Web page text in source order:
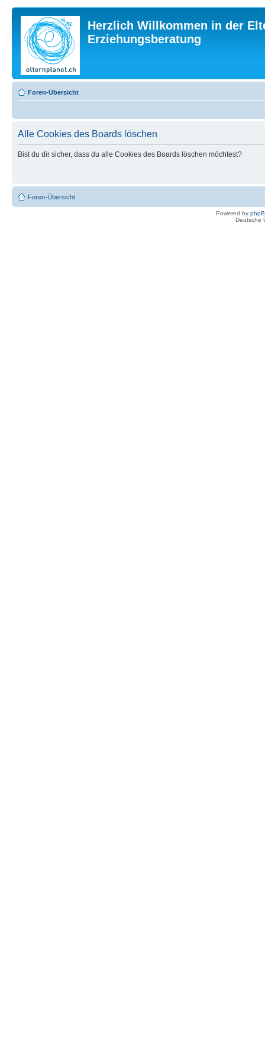
Herzlich Willkommen in der
Erziehungsberatung
Foren-Übersicht
Alle Cookies des Boards löschen
Bist du dir sicher, dass du alle Cookies des Boards löschen möchtest?
Foren-Übersicht
Powered by
Deutsche